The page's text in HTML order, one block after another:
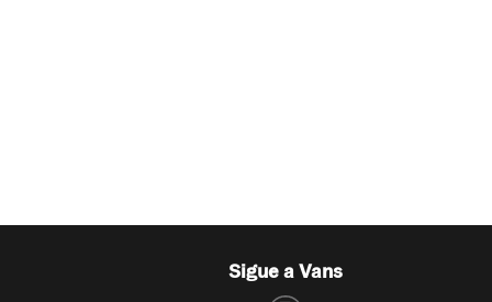
Sigue a Vans